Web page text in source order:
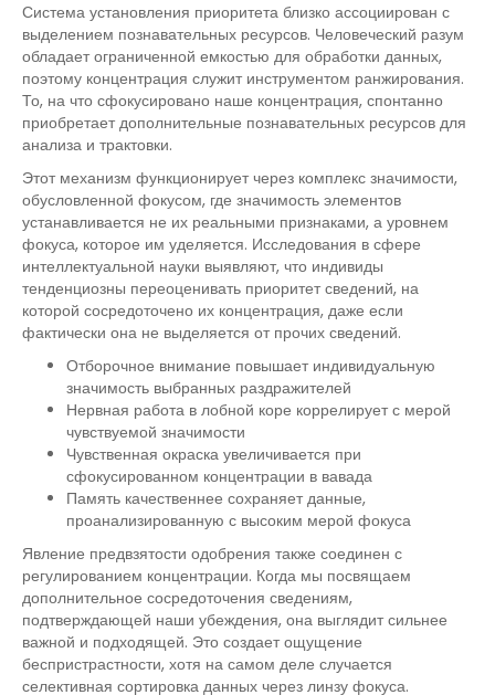
Система установления приоритета близко ассоциирован с
выделением познавательных ресурсов. Человеческий разум
обладает ограниченной емкостью для обработки данных,
поэтому концентрация служит инструментом ранжирования.
То, на что сфокусировано наше концентрация, спонтанно
приобретает дополнительные познавательных ресурсов для
анализа и трактовки.
Этот механизм функционирует через комплекс значимости,
обусловленной фокусом, где значимость элементов
устанавливается не их реальными признаками, а уровнем
фокуса, которое им уделяется. Исследования в сфере
интеллектуальной науки выявляют, что индивиды
тенденциозны переоценивать приоритет сведений, на
которой сосредоточено их концентрация, даже если
фактически она не выделяется от прочих сведений.
Отборочное внимание повышает индивидуальную
значимость выбранных раздражителей
Нервная работа в лобной коре коррелирует с мерой
чувствуемой значимости
Чувственная окраска увеличивается при
сфокусированном концентрации в вавада
Память качественнее сохраняет данные,
проанализированную с высоким мерой фокуса
Явление предвзятости одобрения также соединен с
регулированием концентрации. Когда мы посвящаем
дополнительное сосредоточения сведениям,
подтверждающей наши убеждения, она выглядит сильнее
важной и подходящей. Это создает ощущение
беспристрастности, хотя на самом деле случается
селективная сортировка данных через линзу фокуса.